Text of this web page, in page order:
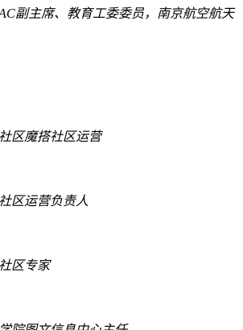
副主席、教育工委委员，南京航空航天
区魔搭社区运营
区运营负责人
区专家